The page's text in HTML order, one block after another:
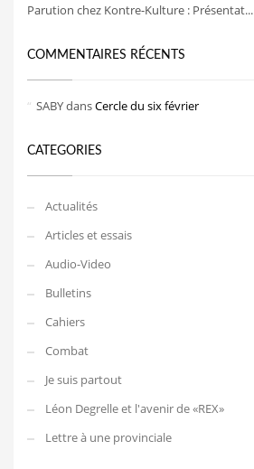
Parution chez Kontre-Kulture : Présentat...
COMMENTAIRES RÉCENTS
SABYdansCercle du six février
CATEGORIES
Actualités
Articles et essais
Audio-Video
Bulletins
Cahiers
Combat
Je suis partout
Léon Degrelle et l'avenir de «REX»
Lettre à une provinciale